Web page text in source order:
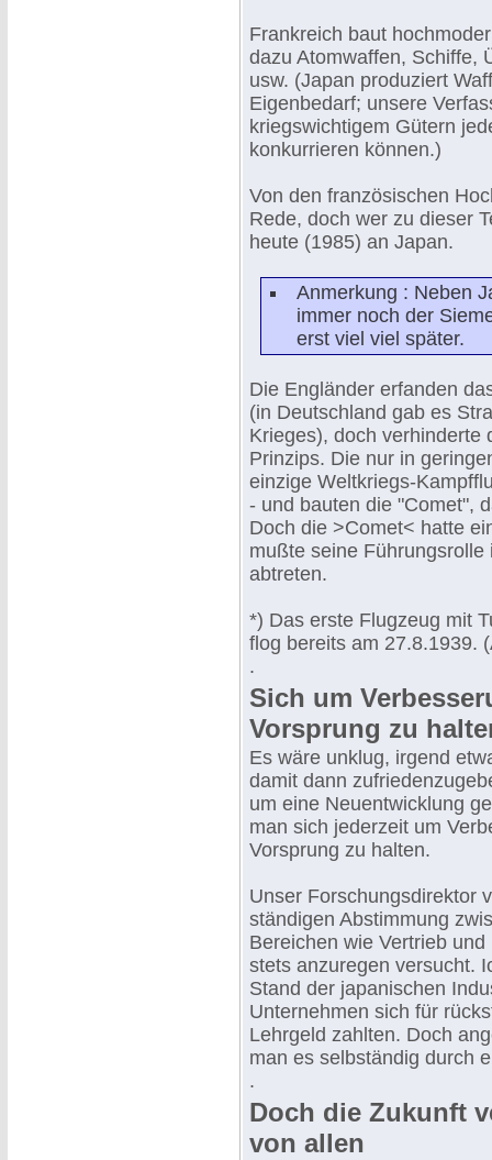
Frankreich baut
dazu Atomwaffen, Schiffe,
usw. (Japan produziert
Eigenbedarf; unsere
kriegswichtigem Gütern
konkurrieren können.)
Von den französischen
Rede, doch wer zu dieser
heute (1985) an Japan.
Anmerkung : Neben
immer noch der
erst viel viel später.
Die Engländer erfanden
(in Deutschland gab es
Krieges), doch verhinderte
Prinzips. Die nur in
einzige Weltkriegs-
- und bauten die "Comet",
Doch die >Comet< hatte
mußte seine
abtreten.
*) Das erste Flugzeug mit
flog bereits am 27.8.1939.
.
Sich um
Vorsprung zu
Es wäre unklug, irgend
damit dann
um eine Neuentwicklung
man sich jederzeit um
Vorsprung zu halten.
Unser Forschungsdirektor
ständigen Abstimmung
Bereichen wie Vertrieb
stets anzuregen versucht.
Stand der japanischen
Unternehmen sich für
Lehrgeld zahlten. Doch
man es selbständig durch
.
Doch die Zukunft
von allen